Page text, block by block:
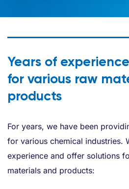
Years of
for various raw
products
For years, we have been
for various chemical industries.
experience and offer solutions
materials and products: